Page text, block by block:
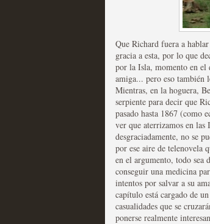
Taboo es
miniserie
MOLTISANTI
Recomendación de la semana
Las
MOLTISANTI
Recomendación de la semana
Que Richard fuera a
gracia a esta, por lo que
por la Isla, momento en el
amiga... pero eso también
Mientras, en la hoguera,
serpiente para decir que
pasado hasta 1867 (como
ver que aterrizamos en las
desgraciadamente, no se
por ese aire de telenovela
en el argumento, todo
conseguir una medicina
intentos por salvar a su
capítulo está cargado de
casualidades que se
ponerse realmente